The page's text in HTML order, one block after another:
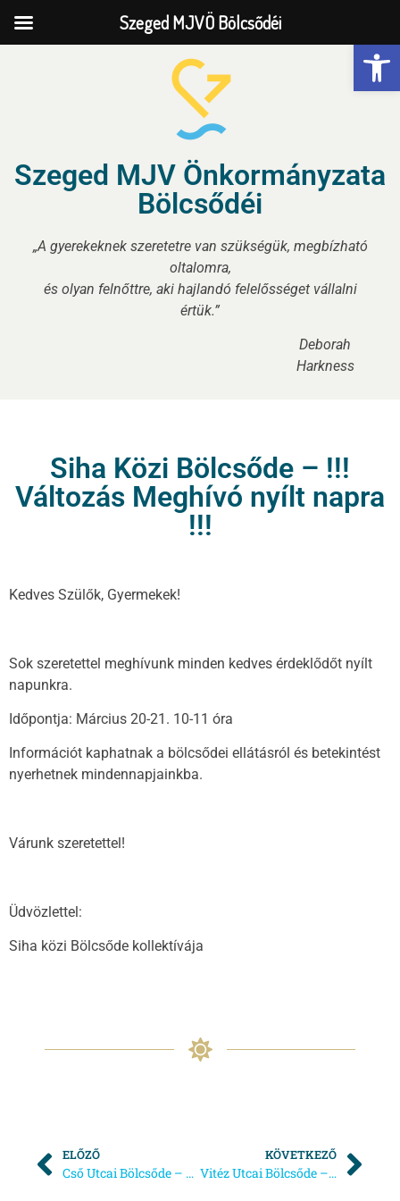
Szeged MJV Önkormányzata
Bölcsődéi
„A gyerekeknek szeretetre van szükségük, megbízható
oltalomra,
és olyan felnőttre, aki hajlandó felelősséget vállalni
értük.”
Deborah
Harkness
Siha Közi Bölcsőde – !!!
Változás Meghívó nyílt napra
!!!
Kedves Szülők, Gyermekek!
Sok szeretettel meghívunk minden kedves érdeklődőt nyílt
napunkra.
Időpontja: Március 20-21. 10-11 óra
Információt kaphatnak a bölcsődei ellátásról és betekintést
nyerhetnek mindennapjainkba.
Várunk szeretettel!
Üdvözlettel:
Siha közi Bölcsőde kollektívája
ELŐZŐ
Cső Utcai Bölcsőde – Térítési díj fizetésének időpontjai
KÖVETKEZŐ
Vitéz Utcai Bölcsőde – Nyári bezárás 2019.
Szeged MJVÖ Bölcsődéi